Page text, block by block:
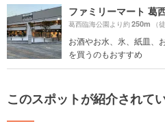
ファミリーマート 葛
葛西臨海公園より約250m （
お酒やお水、氷、紙皿、
を買うのもおすすめ
このスポットが紹介されて